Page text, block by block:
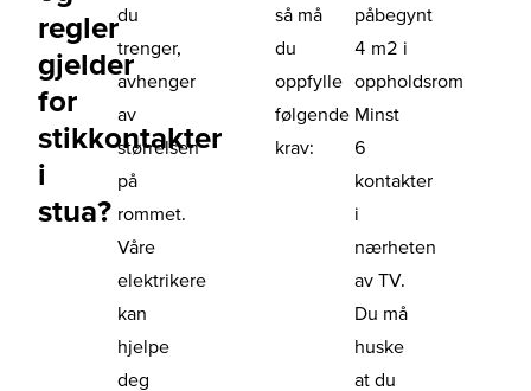
regler
gjelder
for
stikkontakter
i
stua?
du
trenger,
avhenger
av
størrelsen
på
rommet.
Våre
elektrikere
kan
hjelpe
deg
så må
du
oppfylle
følgende
krav:
påbegynt
4 m2 i
oppholdsrom
Minst
6
kontakter
i
nærheten
av TV.
Du må
huske
at du